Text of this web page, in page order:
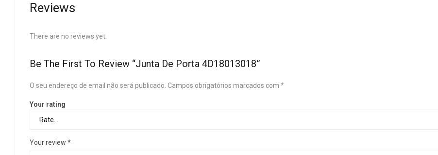
Reviews
There are no reviews yet.
Be The First To Review “Junta De Porta 4D18013018”
O seu endereço de email não será publicado. Campos obrigatórios marcados com *
Your rating
Your review *